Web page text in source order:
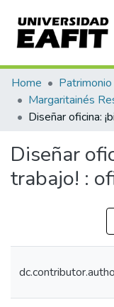
Communities &
All of DSpace
Home
Diseñar
trabajo! :